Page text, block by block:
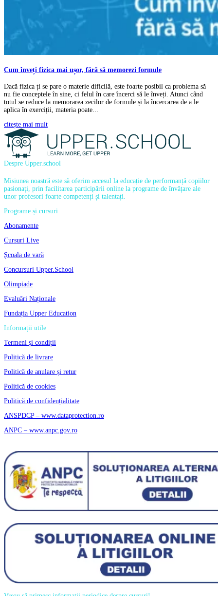
Cum înveți fizica mai ușor, fără să memorezi formule
Dacă fizica ți se pare o materie dificilă, este foarte posibil ca problema să
nu fie conceptele în sine, ci felul în care încerci să le înveți. Atunci când
totul se reduce la memorarea zecilor de formule și la încercarea de a le
aplica în exerciții, materia poate...
citește mai mult
Despre Upper.school
Misiunea noastră este să oferim accesul la educație de performanță copiilor
pasionați, prin facilitarea participării online la programe de învățare ale
unor profesori foarte competenți și talentați.
Programe și cursuri
Abonamente
Cursuri Live
Școala de vară
Concursuri Upper.School
Olimpiade
Evaluări Naționale
Fundația Upper Education
Informații utile
Termeni și condiții
Politică de livrare
Politică de anulare și retur
Politică de cookies
Politică de confidențialitate
ANSPDCP – www.dataprotection.ro
ANPC – www.anpc.gov.ro